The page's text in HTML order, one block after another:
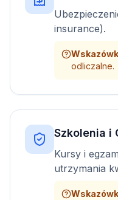
insurance).
odliczalne.
Szkolenia i
Kursy i
utrzymania